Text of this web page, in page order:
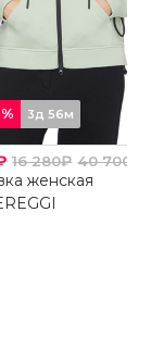
% 3д 56м
16 280₽ 40 700₽
женская